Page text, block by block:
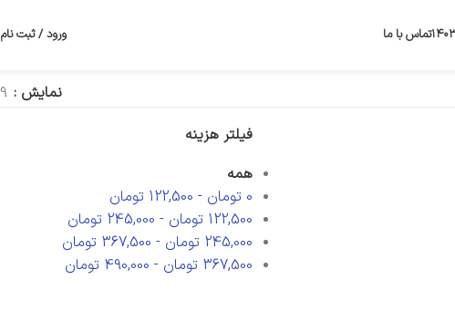
تماس با ما ورود / ثبت نام
نمایش 9
فیلتر هزینه
همه
0 تومان -
122,500 تومان
122,500 تومان -
245,000 تومان
245,000 تومان -
367,500 تومان
367,500 تومان -
490,000 تومان